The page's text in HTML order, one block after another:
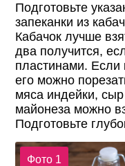
Подготовьте
запеканки из
Кабачок лучше
два получится,
пластинами. Если
его можно
мяса индейки,
майонеза можно
Подготовьте
Фото 1